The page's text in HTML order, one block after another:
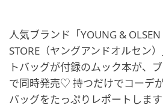
人気ブランド「YOUNG &
STORE（ヤングアンドオルセン
トバッグが付録のムック本が、
で同時発売♡ 持つだけでコーデ
バッグをたっぷりレポートします